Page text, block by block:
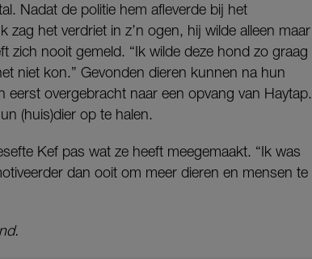
Nadat de politie hem afleverde bij het
het verdriet in z’n ogen, hij wilde alleen maar
zich nooit gemeld. “Ik wilde deze hond zo graag
niet kon.” Gevonden dieren kunnen na hun
overgebracht naar een opvang van Haytap.
(huis)dier op te halen.
Kef pas wat ze heeft meegemaakt. “Ik was
dan ooit om meer dieren en mensen te